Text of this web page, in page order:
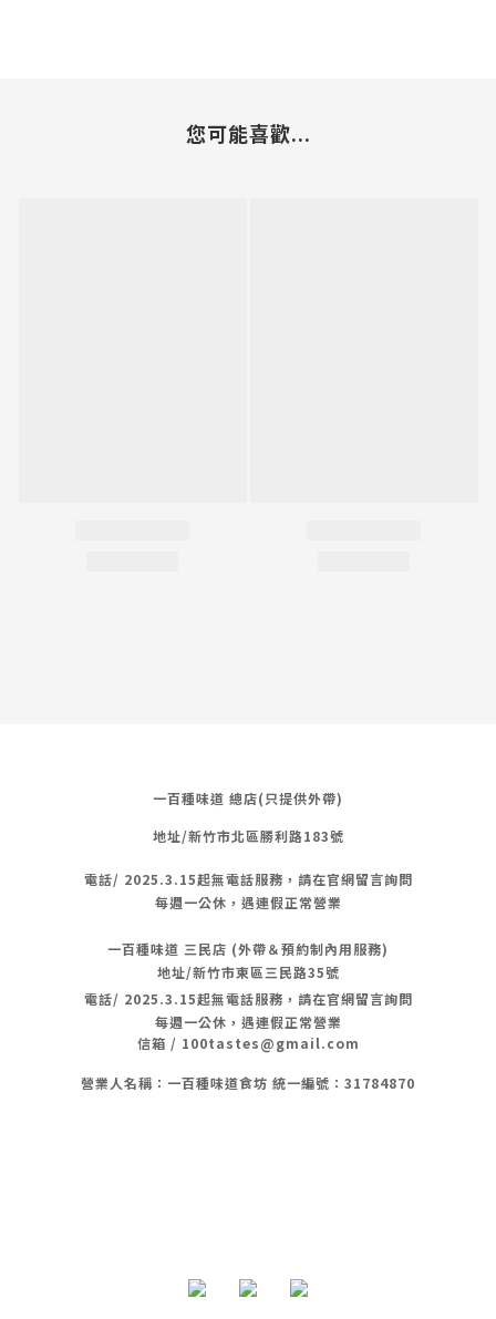
您可能喜歡...
一百種味道 總店(只提供外帶)
地址/新竹市北區勝利路183號
電話/ 2025.3.15起無電話服務，請在官網留言詢問
每週一公休，遇連假正常營業
一百種味道 三民店 (外帶＆預約制內用服務)
地址/新竹市東區三民路35號
電話/ 2025.3.15起無電話服務，請在官網留言詢問
每週一公休，遇連假正常營業
信箱 / 100tastes@gmail.com
營業人名稱：一百種味道食坊 統一編號：31784870